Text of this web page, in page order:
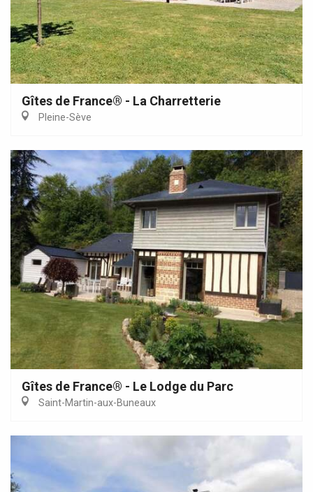
Gîtes de France® - La Charretterie
Pleine-Sève
Gîtes de France® - Le Lodge du Parc
Saint-Martin-aux-Buneaux